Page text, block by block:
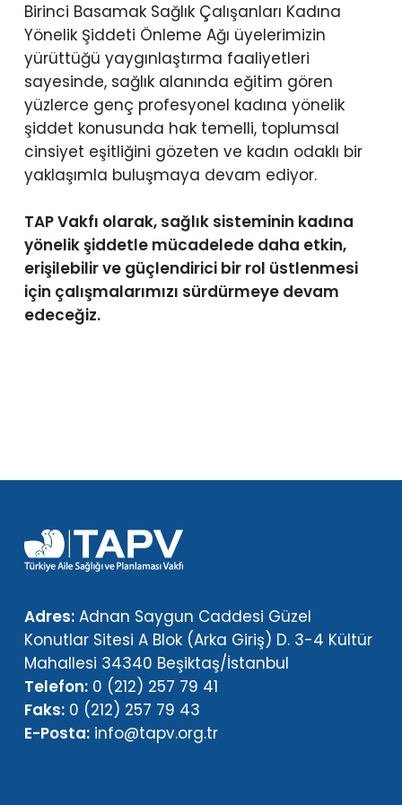
Birinci Basamak Sağlık Çalışanları Kadına
Yönelik Şiddeti Önleme Ağı üyelerimizin
yürüttüğü yaygınlaştırma faaliyetleri
sayesinde, sağlık alanında eğitim gören
yüzlerce genç profesyonel kadına yönelik
şiddet konusunda hak temelli, toplumsal
cinsiyet eşitliğini gözeten ve kadın odaklı bir
yaklaşımla buluşmaya devam ediyor.
TAP Vakfı olarak, sağlık sisteminin kadına
yönelik şiddetle mücadelede daha etkin,
erişilebilir ve güçlendirici bir rol üstlenmesi
için çalışmalarımızı sürdürmeye devam
edeceğiz.
Adres:Adnan Saygun Caddesi Güzel
Konutlar Sitesi A Blok (Arka Giriş) D. 3-4 Kültür
Mahallesi 34340 Beşiktaş/İstanbul
Telefon: 0 (212) 257 79 41
Faks:0 (212) 257 79 43
E-Posta: info@tapv.org.tr